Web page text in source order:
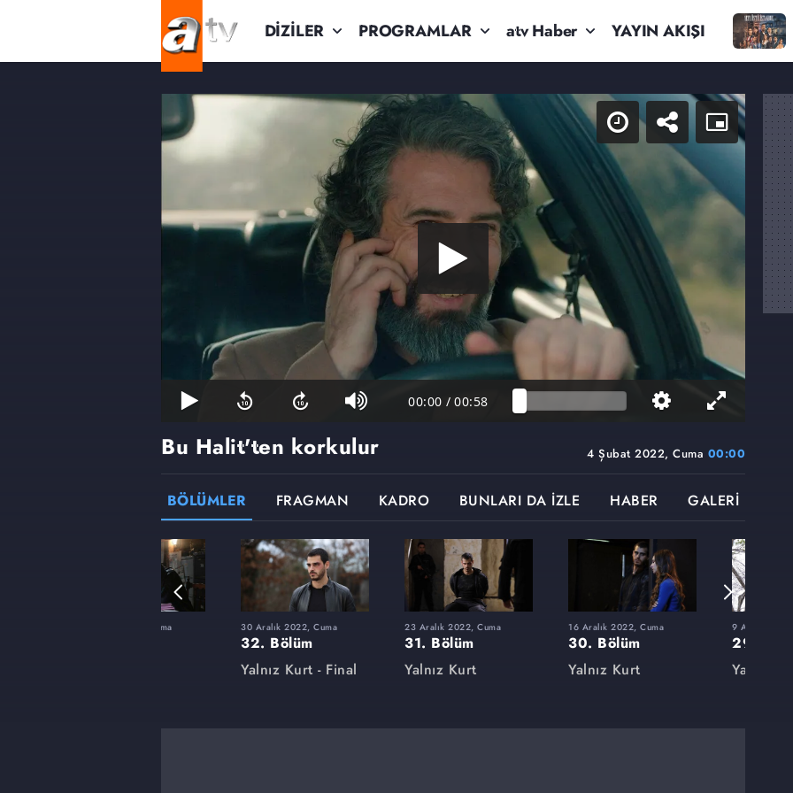
DİZİLER PROGRAMLAR atv Haber YAYIN AKIŞI
00:00 / 00:58
4 Şubat 2022, Cuma 00:00
Bu Halit'ten korkulur
BÖLÜMLER FRAGMAN KADRO BUNLARI DA İZLE HABER GALERİ
27 Mayıs 2022, Cuma 30 Aralık 2022, Cuma
32. Bölüm
Yalnız Kurt - Final
23 Aralık 2022, Cuma
31. Bölüm
Yalnız Kurt
16 Aralık 2022, Cuma
30. Bölüm
Yalnız Kurt
9 Aralık 2022,
29. Bölüm
Yalnız Kurt